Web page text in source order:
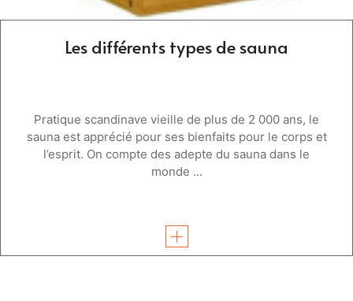
Les différents types de sauna
Pratique scandinave vieille de plus de 2 000 ans, le
sauna est apprécié pour ses bienfaits pour le corps et
l’esprit. On compte des adepte du sauna dans le
monde ...